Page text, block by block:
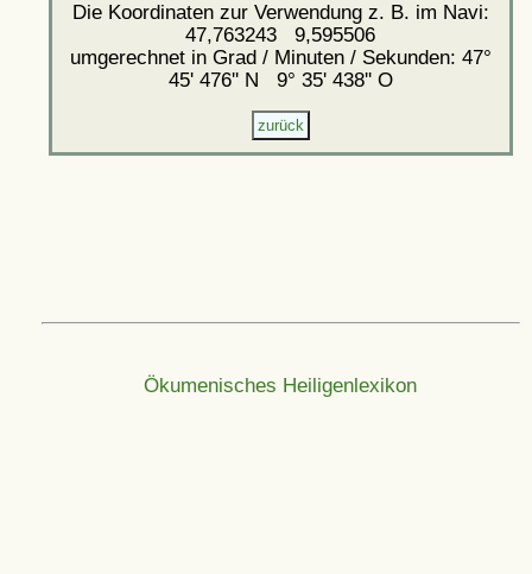
Die Koordinaten zur Verwendung z. B. im Navi:
47,763243 9,595506
umgerechnet in Grad / Minuten / Sekunden: 47°
45' 476'' N 9° 35' 438'' O
Ökumenisches Heiligenlexikon